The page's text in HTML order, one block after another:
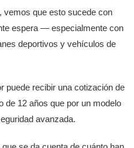
vemos que esto sucede con
espera — especialmente con
deportivos y vehículos de
puede recibir una cotización de
de 12 años que por un modelo
avanzada.